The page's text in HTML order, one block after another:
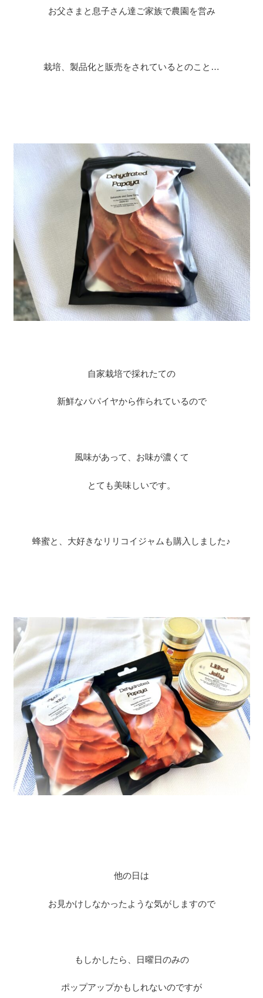
お父さまと息子さん達ご家族で農園を営み
栽培、製品化と販売をされているとのこと…
自家栽培で採れたての
新鮮なパパイヤから作られているので
風味があって、お味が濃くて
とても美味しいです。
蜂蜜と、大好きなリリコイジャムも購入しました♪
他の日は
お見かけしなかったような気がしますので
もしかしたら、日曜日のみの
ポップアップかもしれないのですが